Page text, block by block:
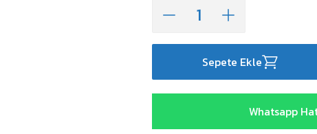
Sepete Ekle
Whatsapp